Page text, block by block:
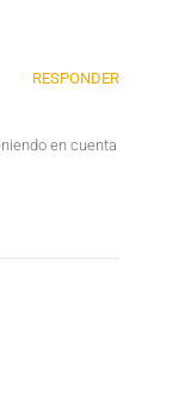
RESPONDER
en cuenta